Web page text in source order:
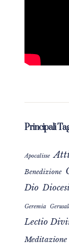
Principali
Apocalisse
Benedizione
Dio
Geremia
Lectio
Meditazione